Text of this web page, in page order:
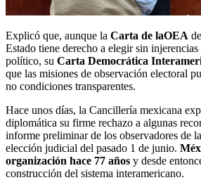
Explicó que, aunque la Carta de laOEA
Estado tiene derecho a elegir sin injerencias
político, su Carta Democrática
que las misiones de observación electoral
no condiciones transparentes.
Hace unos días, la Cancillería mexicana
diplomática su firme rechazo a algunas
informe preliminar de los observadores de
elección judicial del pasado 1 de junio.
organización hace 77 años y desde
construcción del sistema interamericano.